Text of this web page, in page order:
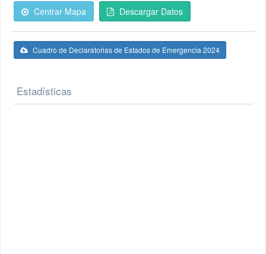
Centrar Mapa Descargar Datos
Cuadro de Declaratorias de Estados de Emergencia 2024
Estadísticas